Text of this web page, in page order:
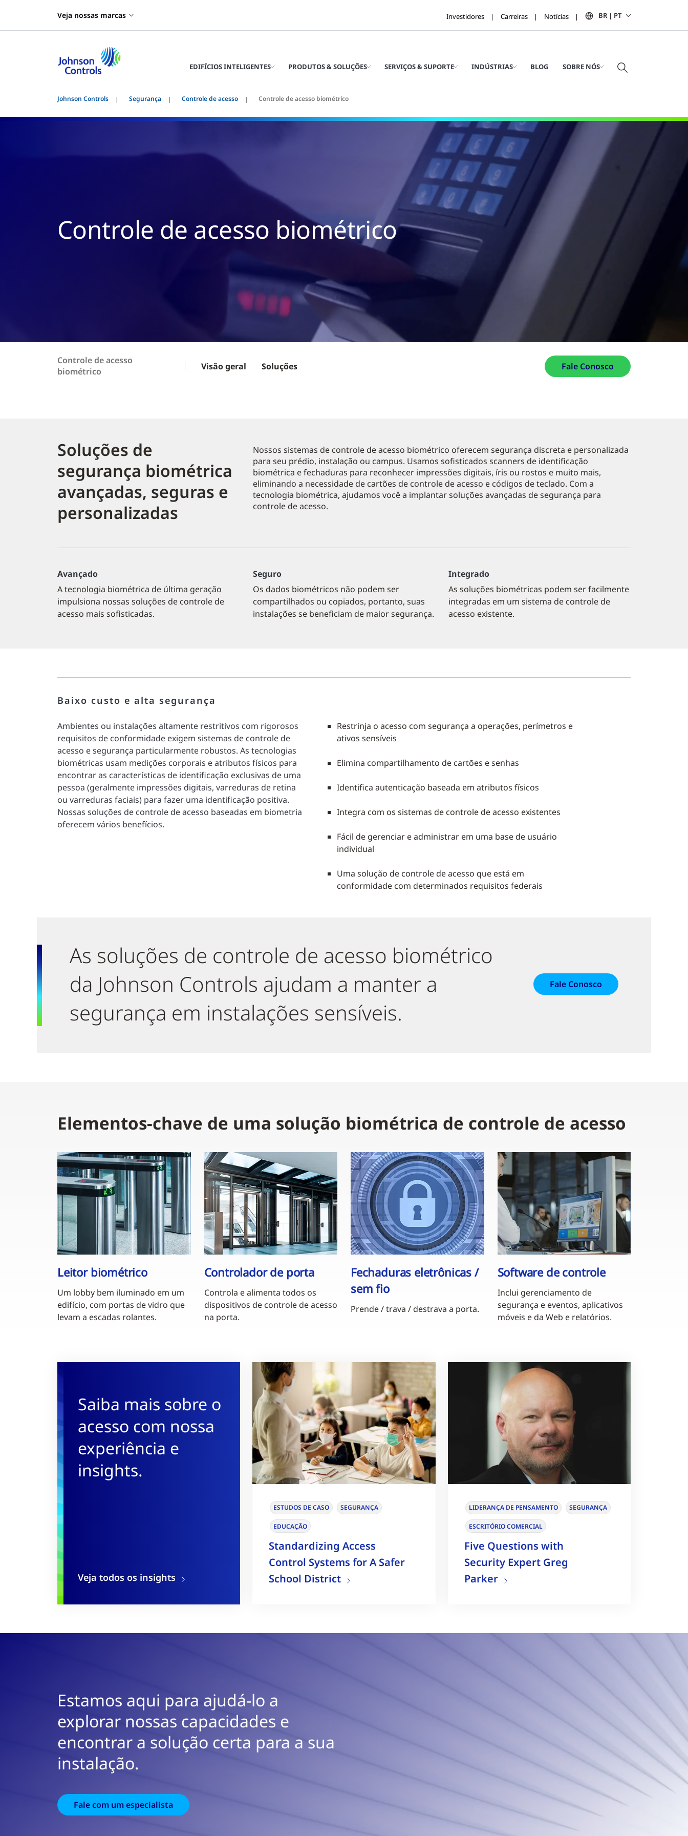
Veja nossas marcas Investidores Carreiras Notícias BR | PT
EDIFÍCIOS INTELIGENTES PRODUTOS & SOLUÇÕES SERVIÇOS & SUPORTE INDÚSTRIAS BLOG SOBRE NÓS
Johnson Controls Segurança Controle de acesso Controle de acesso biométrico
Controle de acesso biométrico
Controle de acesso
biométrico
Visão geral Soluções Fale Conosco
Soluções de
segurança biométrica
avançadas, seguras e
personalizadas
Nossos sistemas de controle de acesso biométrico oferecem segurança discreta e personalizada
para seu prédio, instalação ou campus. Usamos sofisticados scanners de identificação
biométrica e fechaduras para reconhecer impressões digitais, íris ou rostos e muito mais,
eliminando a necessidade de cartões de controle de acesso e códigos de teclado. Com a
tecnologia biométrica, ajudamos você a implantar soluções avançadas de segurança para
controle de acesso.
Avançado
A tecnologia biométrica de última geração
impulsiona nossas soluções de controle de
acesso mais sofisticadas.
Seguro
Os dados biométricos não podem ser
compartilhados ou copiados, portanto, suas
instalações se beneficiam de maior segurança.
Integrado
As soluções biométricas podem ser facilmente
integradas em um sistema de controle de
acesso existente.
Baixo custo e alta segurança
Ambientes ou instalações altamente restritivos com rigorosos
requisitos de conformidade exigem sistemas de controle de
acesso e segurança particularmente robustos. As tecnologias
biométricas usam medições corporais e atributos físicos para
encontrar as características de identificação exclusivas de uma
pessoa (geralmente impressões digitais, varreduras de retina
ou varreduras faciais) para fazer uma identificação positiva.
Nossas soluções de controle de acesso baseadas em biometria
oferecem vários benefícios.
Restrinja o acesso com segurança a operações, perímetros e
ativos sensíveis
Elimina compartilhamento de cartões e senhas
Identifica autenticação baseada em atributos físicos
Integra com os sistemas de controle de acesso existentes
Fácil de gerenciar e administrar em uma base de usuário
individual
Uma solução de controle de acesso que está em
conformidade com determinados requisitos federais
As soluções de controle de acesso biométrico
da Johnson Controls ajudam a manter a
segurança em instalações sensíveis.
Fale Conosco
Elementos-chave de uma solução biométrica de controle de acesso
Leitor biométrico
Um lobby bem iluminado em um
edifício, com portas de vidro que
levam a escadas rolantes.
Controlador de porta
Controla e alimenta todos os
dispositivos de controle de acesso
na porta.
Fechaduras eletrônicas /
sem fio
Prende / trava / destrava a porta.
Software de controle
Inclui gerenciamento de
segurança e eventos, aplicativos
móveis e da Web e relatórios.
Saiba mais sobre o
acesso com nossa
experiência e
insights.
Veja todos os insights
ESTUDOS DE CASO SEGURANÇA
EDUCAÇÃO
Standardizing Access
Control Systems for A Safer
School District
LIDERANÇA DE PENSAMENTO SEGURANÇA
ESCRITÓRIO COMERCIAL
Five Questions with
Security Expert Greg
Parker
Estamos aqui para ajudá-lo a
explorar nossas capacidades e
encontrar a solução certa para a sua
instalação.
Fale com um especialista